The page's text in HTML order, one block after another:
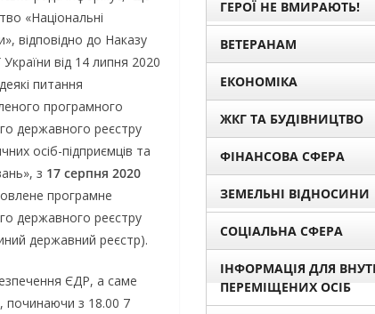
«Національні
відповідно до Наказу
України від 14 липня 2020
питання
програмного
державного реєстру
осіб-підприємців та
з 17 серпня 2020
програмне
державного реєстру
державний реєстр).
ЄДР, а саме
починаючи з 18.00 7
ГЕРОЇ НЕ ВМИРАЮТЬ!
ВЕТЕРАНАМ
ЕКОНОМІКА
ЖКГ ТА БУДІВНИЦТВО
ФІНАНСОВА СФЕРА
ЗЕМЕЛЬНІ ВІДНОСИНИ
СОЦІАЛЬНА СФЕРА
ІНФОРМАЦІЯ ДЛЯ
ПЕРЕМІЩЕНИХ ОСІБ